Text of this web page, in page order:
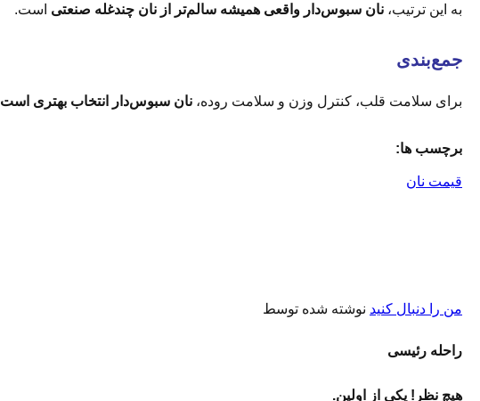
به این ترتیب، نان سبوس‌دار واقعی همیشه سالم‌تر از نان چندغله صنعتی است.
جمع‌بندی
برای سلامت قلب، کنترل وزن و سلامت روده، نان سبوس‌دار انتخاب بهتری است
برچسب ها:
قیمت نان
من را دنبال کنید نوشته شده توسط
راحله رئیسی
هیچ نظر! یکی از اولین.